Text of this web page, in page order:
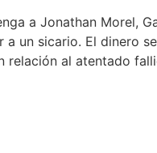
a Jonathan Morel,
un sicario. El dinero
relación al atentado